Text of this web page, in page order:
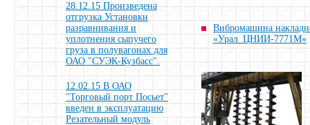
28.12.15 Произведена
отгрузка Установки
разравнивания и
уплотнения сыпучего
груза в полувагонах для
ОАО "СУЭК-Кузбасс".
12.02.15 В ОАО
"Торговый порт Посьет"
введен в эксплуатацию
Резательный модуль
Вибромашина
«Урал_ЦНИИ-7771М»